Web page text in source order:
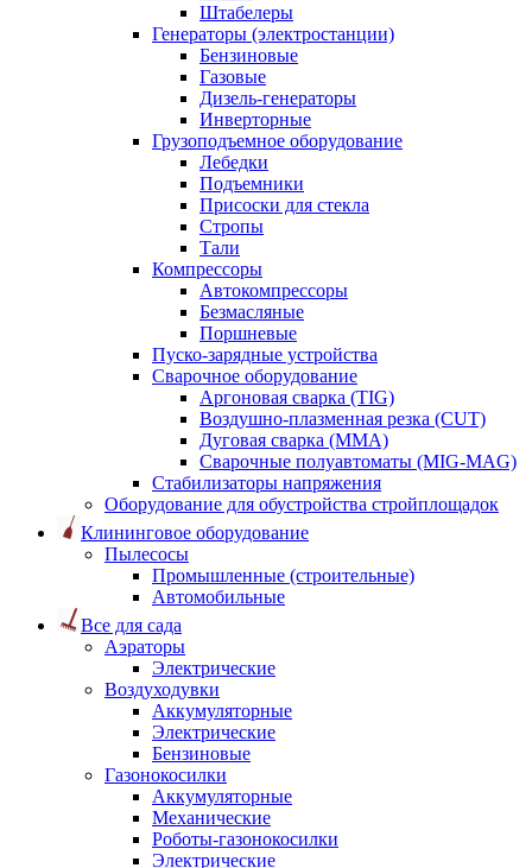
Штабелеры
Генераторы (электростанции)
Бензиновые
Газовые
Дизель-генераторы
Инверторные
Грузоподъемное оборудование
Лебедки
Подъемники
Присоски для стекла
Стропы
Тали
Компрессоры
Автокомпрессоры
Безмасляные
Поршневые
Пуско-зарядные устройства
Сварочное оборудование
Аргоновая сварка (TIG)
Воздушно-плазменная резка (CUT)
Дуговая сварка (ММА)
Сварочные полуавтоматы (MIG-MAG)
Стабилизаторы напряжения
Оборудование для обустройства стройплощадок
Клининговое оборудование
Пылесосы
Промышленные (строительные)
Автомобильные
Все для сада
Аэраторы
Электрические
Воздуходувки
Аккумуляторные
Электрические
Бензиновые
Газонокосилки
Аккумуляторные
Механические
Роботы-газонокосилки
Электрические